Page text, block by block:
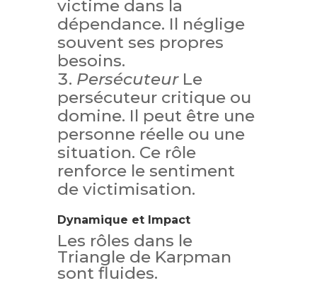
victime dans la
dépendance. Il néglige
souvent ses propres
besoins.
PersécuteurLe
persécuteur critique ou
domine. Il peut être une
personne réelle ou une
situation. Ce rôle
renforce le sentiment
de victimisation.
Dynamique et Impact
Les rôles dans le
Triangle de Karpman
sont fluides.